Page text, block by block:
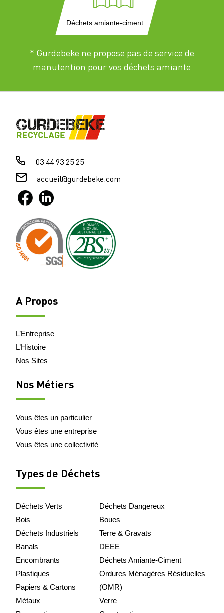
Déchets amiante-ciment
* Gurdebeke ne propose pas de service de
manutention pour vos déchets amiante
03 44 93 25 25
accueil@gurdebeke.com
A Propos
L’Entreprise
L’Histoire
Nos Sites
Nos Métiers
Vous êtes un particulier
Vous êtes une entreprise
Vous êtes une collectivité
Types de Déchets
Déchets Verts
Bois
Déchets Industriels
Banals
Encombrants
Plastiques
Papiers & Cartons
Métaux
Déchets Dangereux
Boues
Terre & Gravats
DEEE
Déchets Amiante-Ciment
Ordures Ménagères Résiduelles
(OMR)
Verre